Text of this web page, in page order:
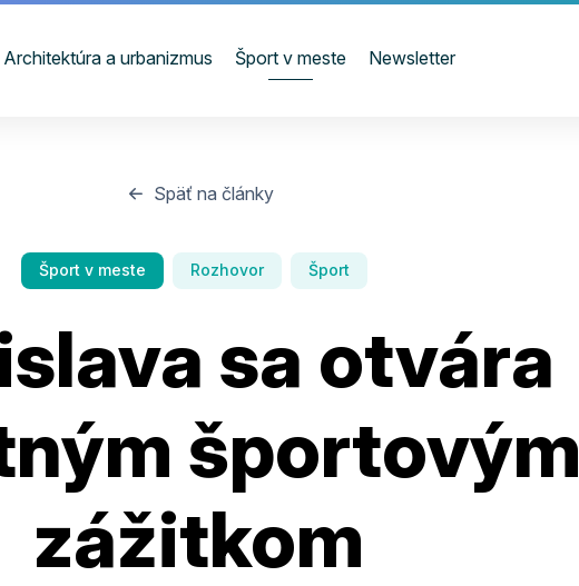
Architektúra a urbanizmus Šport v meste Newsletter
Späť na články
Šport v meste Rozhovor Šport
sa otvára
športovým
zážitkom